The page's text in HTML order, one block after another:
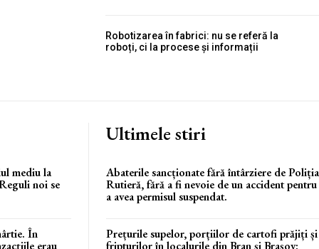
Robotizarea în fabrici: nu se referă la
roboți, ci la procese și informații
mediu la
noi se
În
erau
Ultimele stiri
Abaterile sancționate fără întârziere de Poliția
Rutieră, fără a fi nevoie de un accident pentru
a avea permisul suspendat.
Prețurile supelor, porțiilor de cartofi prăjiți și
fripturilor în localurile din Bran și Brașov: